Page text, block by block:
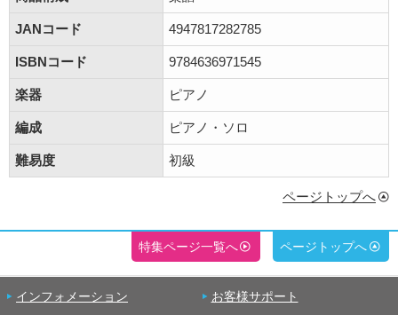
JANコード 4947817282785
ISBNコード 9784636971545
楽器 ピアノ
編成 ピアノ・ソロ
難易度 初級
ページトップへ
特集ページ一覧へ ページトップへ
インフォメーション お客様サポート